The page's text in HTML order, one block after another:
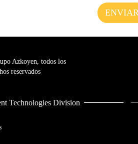
Technologies Division